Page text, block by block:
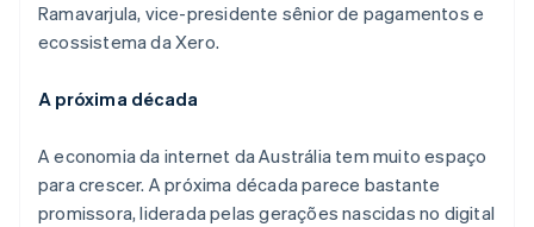
Ramavarjula, vice-presidente sênior de pagamentos e
ecossistema da Xero.
A próxima década
A economia da internet da Austrália tem muito espaço
para crescer. A próxima década parece bastante
promissora, liderada pelas gerações nascidas no digital
ItalianoEnglish
Japão
Letônia
Liechtenstein
DeutschEnglish
Lituânia
English